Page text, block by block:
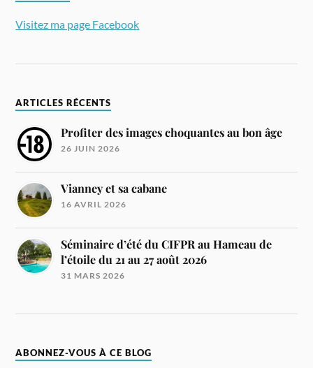
Visitez ma page Facebook
ARTICLES RÉCENTS
Profiter des images choquantes au bon âge
26 JUIN 2026
Vianney et sa cabane
16 AVRIL 2026
Séminaire d’été du CIFPR au Hameau de
l’étoile du 21 au 27 août 2026
31 MARS 2026
ABONNEZ-VOUS À CE BLOG